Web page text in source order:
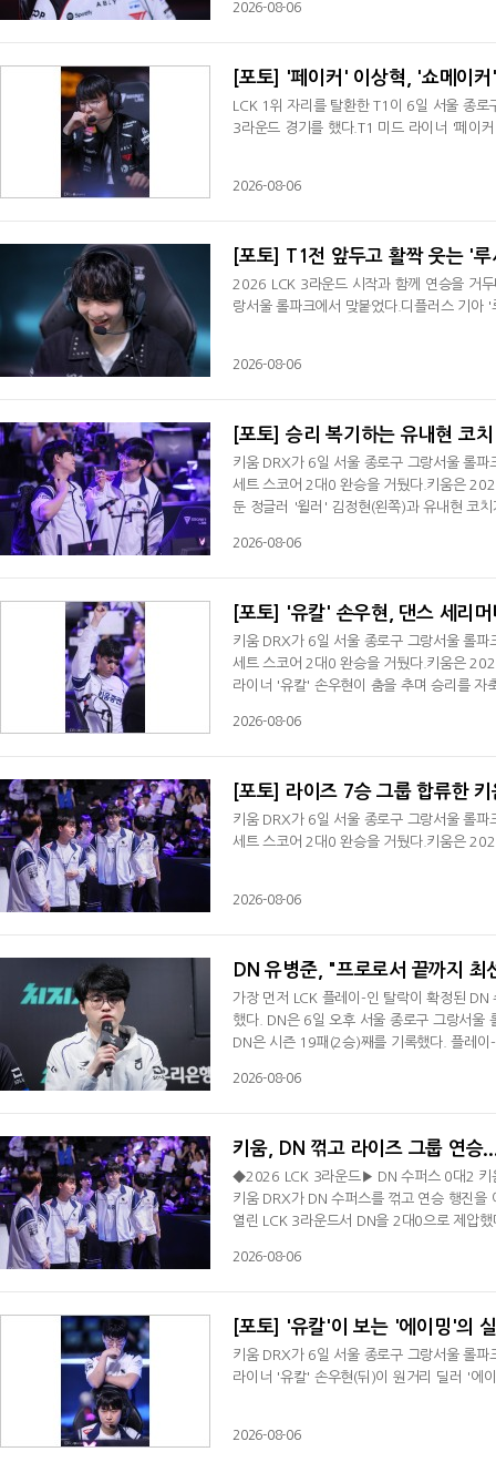
2026-08-06
[포토] '페이커' 이상혁, '쇼메이
LCK 1위 자리를 탈환한 T1이 6일 서울 종
3라운드 경기를 했다.T1 미드 라이너 '페이
2026-08-06
[포토] T1전 앞두고 활짝 웃는 '
2026 LCK 3라운드 시작과 함께 연승을 거
랑서울 롤파크에서 맞붙었다.디플러스 기아
2026-08-06
[포토] 승리 복기하는 유내현 코치
키움 DRX가 6일 서울 종로구 그랑서울 롤
세트 스코어 2대0 완승을 거뒀다.키움은
둔 정글러 '윌러' 김정현(왼쪽)과 유내현 코
2026-08-06
[포토] '유칼' 손우현, 댄스 세리머
키움 DRX가 6일 서울 종로구 그랑서울 롤
세트 스코어 2대0 완승을 거뒀다.키움은
라이너 '유칼' 손우현이 춤을 추며 승리를 자
2026-08-06
[포토] 라이즈 7승 그룹 합류한
키움 DRX가 6일 서울 종로구 그랑서울 롤
세트 스코어 2대0 완승을 거뒀다.키움은
2026-08-06
DN 유병준, "프로로서 끝까지 최
가장 먼저 LCK 플레이-인 탈락이 확정된
했다. DN은 6일 오후 서울 종로구 그랑서울
DN은 시즌 19패(2승)째를 기록했다. 플레
황이 많이 나왔다. 1, 2세트 모두 그런 상황
2026-08-06
키움, DN 꺾고 라이즈 그룹 연승
◆2026 LCK 3라운드▶ DN 수퍼스 0대2 키
키움 DRX가 DN 수퍼스를 꺾고 연승 행진을
열린 LCK 3라운드서 DN을 2대0으로 제압
텀서 '유칼' 손우현의 라이즈가 '덕담' 서대길
2026-08-06
[포토] '유칼'이 보는 '에이밍'의
키움 DRX가 6일 서울 종로구 그랑서울 롤
라이너 '유칼' 손우현(뒤)이 원거리 딜러 '에
2026-08-06